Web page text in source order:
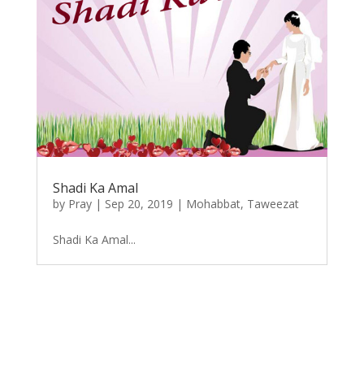
Shadi Ka Amal
by Pray| Sep 20, 2019 | Mohabbat, Taweezat
Shadi Ka Amal...